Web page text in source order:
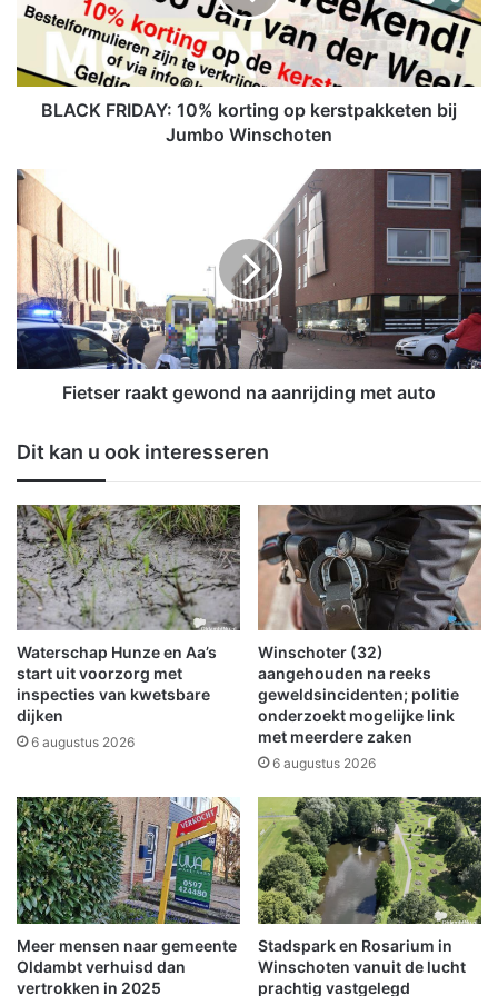
F
D
1
%
r
t
i
k
e
r
s
t
p
a
k
k
e
t
e
n
j
J
u
m
b
o
W
i
BLACK FRIDAY: 10% korting op kerstpakketen bij
Jumbo Winschoten
F
i
e
t
e
r
r
a
g
e
w
o
n
d
n
a
a
a
n
r
i
i
n
g
m
e
t
a
u
Fietser raakt gewond na aanrijding met auto
Dit kan u ook interesseren
Waterschap Hunze en Aa’s
start uit voorzorg met
inspecties van kwetsbare
dijken
6 augustus 2026
Winschoter (32)
aangehouden na reeks
geweldsincidenten; politie
onderzoekt mogelijke link
met meerdere zaken
6 augustus 2026
Meer mensen naar gemeente
Oldambt verhuisd dan
vertrokken in 2025
Stadspark en Rosarium in
Winschoten vanuit de lucht
prachtig vastgelegd